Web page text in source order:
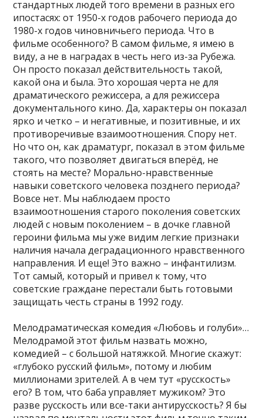
стандартных людей того времени в разных его
ипостасях: от 1950-х годов рабочего периода до
1980-х годов чиновничьего периода. Что в
фильме особенного? В самом фильме, я имею в
виду, а не в наградах в честь него из-за Рубежа.
Он просто показал действительность такой,
какой она и была. Это хорошая черта не для
драматического режиссера, а для режиссера
документального кино. Да, характеры он показал
ярко и четко – и негативные, и позитивные, и их
противоречивые взаимоотношения. Спору нет.
Но что он, как драматург, показал в этом фильме
такого, что позволяет двигаться вперёд, не
стоять на месте? Морально-нравственные
навыки советского человека позднего периода?
Вовсе нет. Мы наблюдаем просто
взаимоотношения старого поколения советских
людей с новым поколением – в дочке главной
героини фильма мы уже видим легкие признаки
наличия начала деградационного нравственного
направления. И еще! Это важно – инфантилизм.
Тот самый, который и привел к тому, что
советские граждане перестали быть готовыми
защищать честь страны в 1992 году.
Мелодраматическая комедия «Любовь и голуби»…
Мелодрамой этот фильм назвать можно,
комедией – с большой натяжкой. Многие скажут:
«глубоко русский фильм», потому и любим
миллионами зрителей. А в чем тут «русскость»
его? В том, что баба управляет мужиком? Это
разве русскость или все-таки антирусскость? Я бы